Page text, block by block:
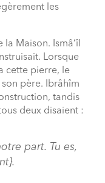
les
Maison. Ismâ‘îl
Lorsque
cette pierre, le
père. Ibrâhîm
tandis
deux disaient :
part. Tu es,